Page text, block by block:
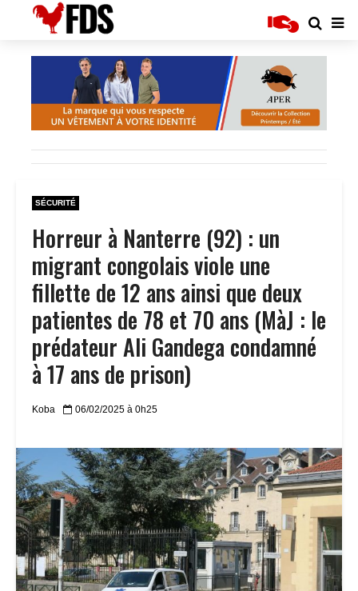
SÉCURITÉ
Horreur à Nanterre (92) : un
migrant congolais viole une
fillette de 12 ans ainsi que deux
patientes de 78 et 70 ans (MàJ : le
prédateur Ali Gandega condamné
à 17 ans de prison)
Koba 06/02/2025 à 0h25